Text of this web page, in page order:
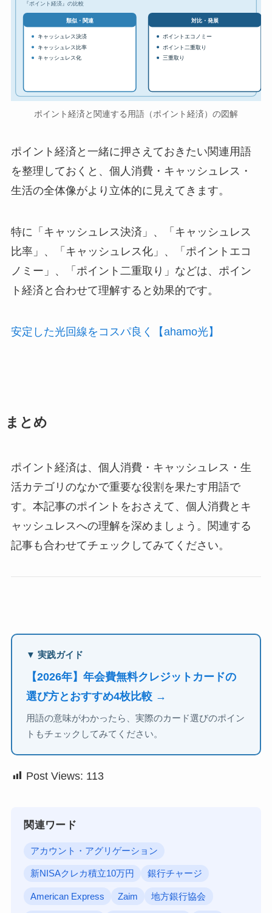
『ポイント経済』の比較
類似・関連
キャッシュレス決済
キャッシュレス比率
キャッシュレス化
対比・発展
ポイントエコノミー
ポイント二重取り
三重取り
ポイント経済と関連する用語（ポイント経済）の図解
ポイント経済と一緒に押さえておきたい関連用語
を整理しておくと、個人消費・キャッシュレス・
生活の全体像がより立体的に見えてきます。
特に「キャッシュレス決済」、「キャッシュレス
比率」、「キャッシュレス化」、「ポイントエコ
ノミー」、「ポイント二重取り」などは、ポイン
ト経済と合わせて理解すると効果的です。
安定した光回線をコスパ良く【ahamo光】
まとめ
ポイント経済は、個人消費・キャッシュレス・生
活カテゴリのなかで重要な役割を果たす用語で
す。本記事のポイントをおさえて、個人消費とキ
ャッシュレスへの理解を深めましょう。関連する
記事も合わせてチェックしてみてください。
▼ 実践ガイド
【2026年】年会費無料クレジットカードの
選び方とおすすめ4枚比較 →
用語の意味がわかったら、実際のカード選びのポイン
トもチェックしてみてください。
Post Views: 113
関連ワード
アカウント・アグリゲーション
新NISAクレカ積立10万円 銀行チャージ
American Express Zaim 地方銀行協会